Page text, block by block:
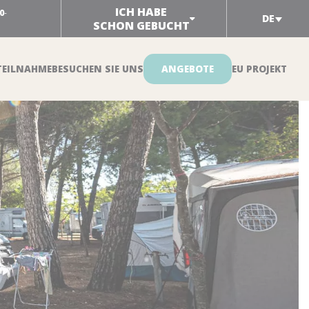
-
ICH HABE
SCHON GEBUCHT
DE
BESUCHEN SIE UNS ANGEBOTE EU PROJEKT